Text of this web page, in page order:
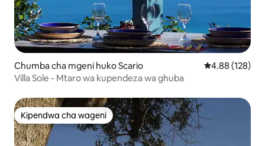
Chumba cha mgeni huko Scario Ukadiriaji wa
4.88 (128)
Villa Sole - Mtaro wa kupendeza wa ghuba
Kipendwa cha wageni
Kipendwa cha wageni